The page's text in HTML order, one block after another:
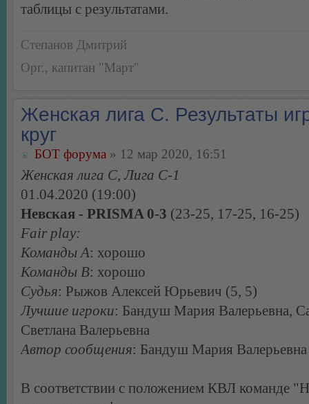
таблицы с результатами.
Степанов Дмитрий
Орг., капитан "Март"
Женская лига С. Результаты
круг
БОТ форума » 12 мар 2020, 16:51
Женская лига С, Лига С-1
01.04.2020 (19:00)
Невская - PRISMA 0-3 (23-25, 17-25, 16-25)
Fair play:
Команды А: хорошо
Команды В: хорошо
Судья: Рыжов Алексей Юрьевич (5, 5)
Лучшие игроки: Бандуш Мария Валерьевна,
Светлана Валерьевна
Автор сообщения: Бандуш Мария Валерьевна
В соответствии с положением КВЛ команде